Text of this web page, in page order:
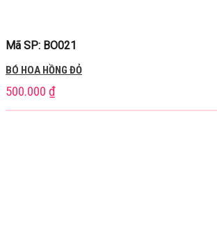
Mã SP: BO021
BÓ HOA HỒNG ĐỎ
500.000 ₫